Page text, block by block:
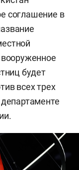
соглашение в
вооруженное
будет
всех трех